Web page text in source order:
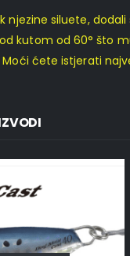
njezine siluete,
kutom od 60° što
Moći ćete istjerati